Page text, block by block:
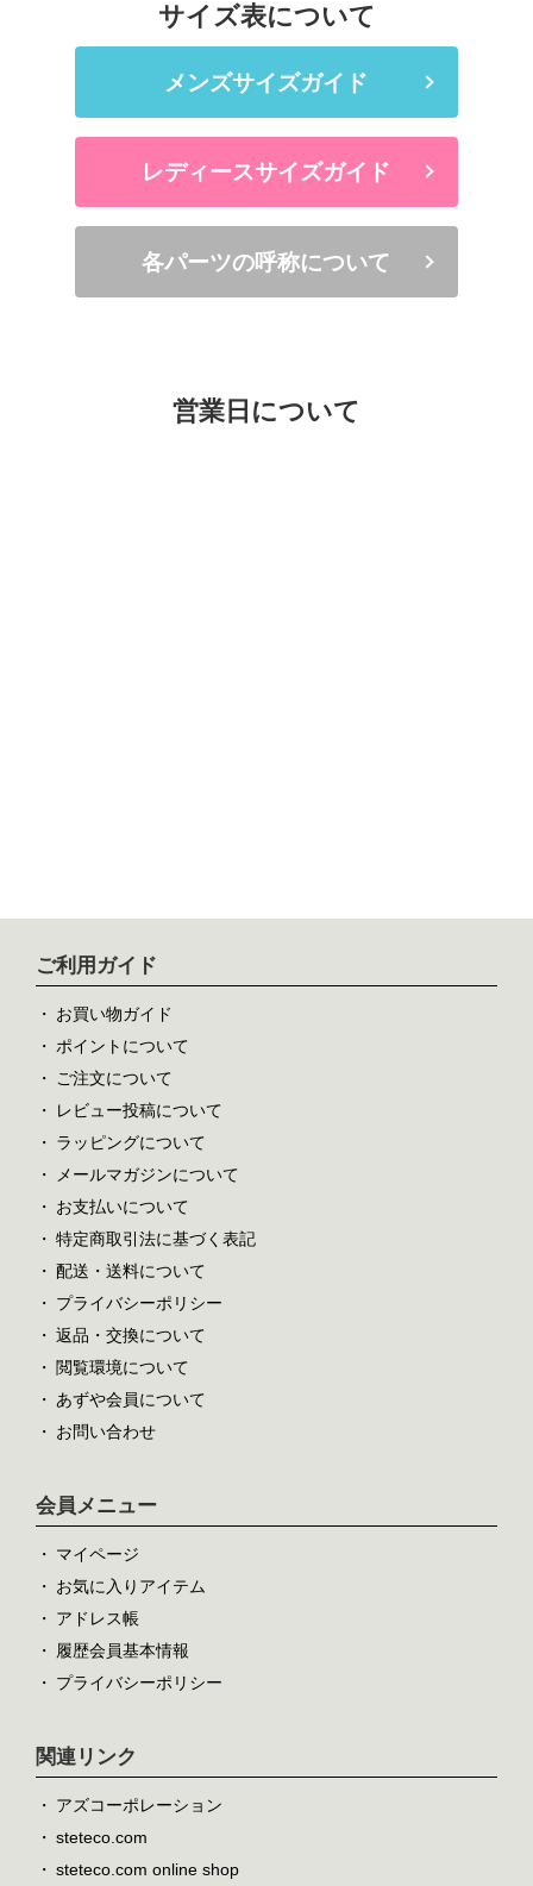
サイズ表について
メンズサイズガイド
レディースサイズガイド
各パーツの呼称について
営業日について
ご利用ガイド
お買い物ガイド
ポイントについて
ご注文について
レビュー投稿について
ラッピングについて
メールマガジンについて
お支払いについて
特定商取引法に基づく表記
配送・送料について
プライバシーポリシー
返品・交換について
閲覧環境について
あずや会員について
お問い合わせ
会員メニュー
マイページ
お気に入りアイテム
アドレス帳
履歴会員基本情報
プライバシーポリシー
関連リンク
アズコーポレーション
steteco.com
steteco.com online shop